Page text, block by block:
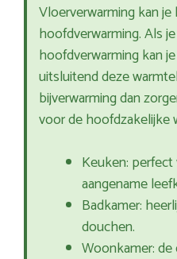
Vloerverwarming kan
hoofdverwarming. Als
hoofdverwarming kan
uitsluitend deze
bijverwarming dan
voor de hoofdzakelijke
Keuken:
aangename
Badkamer:
douchen.
Woonkamer: